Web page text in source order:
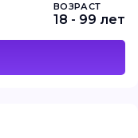
ВОЗРАСТ
18 - 99 лет